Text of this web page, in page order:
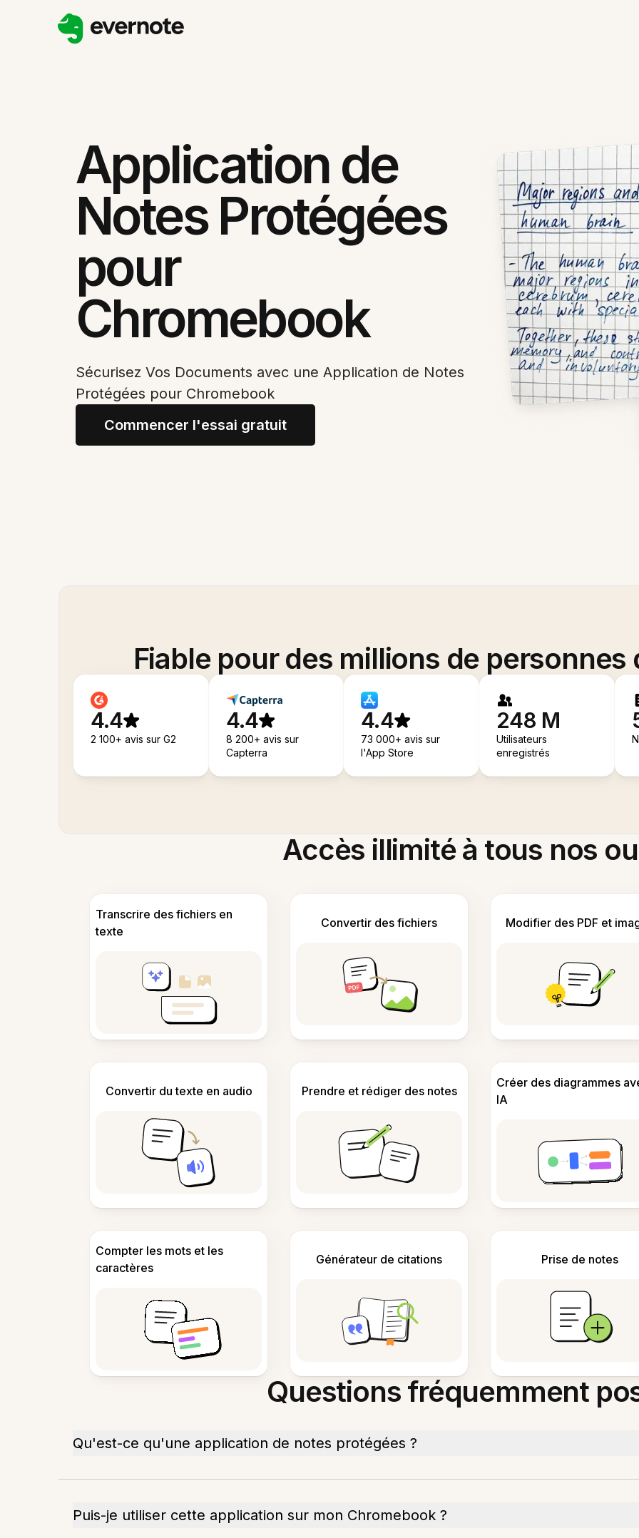
Application de
Notes Protégées
pour
Chromebook
Sécurisez Vos Documents avec une Application de Notes
Protégées pour Chromebook
Commencer l'essai gratuit
Fiable pour des millions de personnes
4.4
2 100+ avis sur G2
4.4
8 200+ avis sur
Capterra
4.4
73 000+ avis sur
l'App Store
248 M
Utilisateurs
enregistrés
Accès illimité à tous nos
Transcrire des fichiers en
texte
Convertir des fichiers Modifier des PDF et
Convertir du texte en audio Prendre et rédiger des notes
Créer des diagrammes
IA
Compter les mots et les
caractères
Générateur de citations Prise de notes
Questions fréquemment
Qu'est-ce qu'une application de notes protégées ?
Puis-je utiliser cette application sur mon Chromebook ?